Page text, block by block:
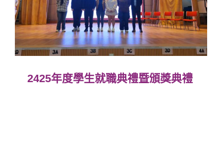
2425年度學生就職典禮暨頒獎典禮